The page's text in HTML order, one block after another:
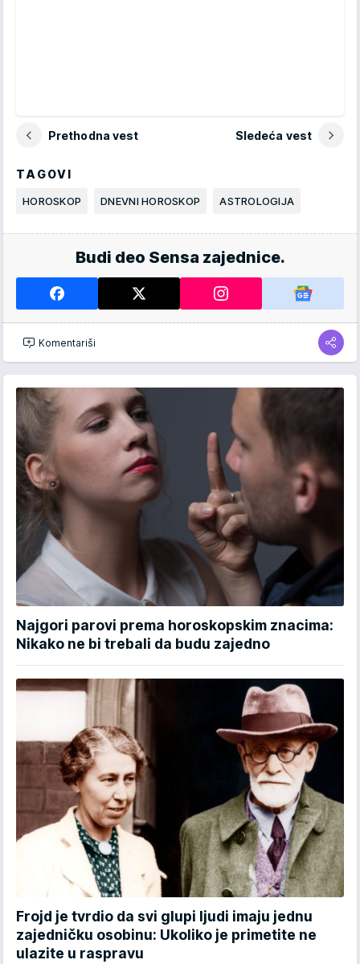
Prethodna vest Sledeća vest
TAGOVI
HOROSKOP DNEVNI HOROSKOP ASTROLOGIJA
Budi deo Sensa zajednice.
Komentariši
Najgori parovi prema horoskopskim znacima:
Nikako ne bi trebali da budu zajedno
Frojd je tvrdio da svi glupi ljudi imaju jednu
zajedničku osobinu: Ukoliko je primetite ne
ulazite u raspravu